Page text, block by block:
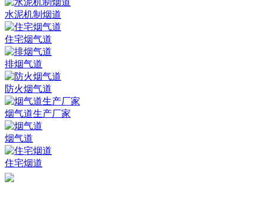
水泥机制烟道
住宅烟气道
排烟气道
防火烟气道
烟气道生产厂家
烟气道
住宅烟道